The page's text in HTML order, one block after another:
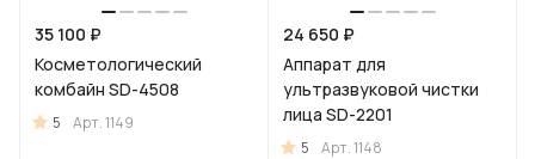
35 100 ₽
Косметологический
комбайн SD-4508
5 Арт.1149
24 650 ₽
Аппарат для
ультразвуковой чистки
лица SD-2201
5 Арт.1148